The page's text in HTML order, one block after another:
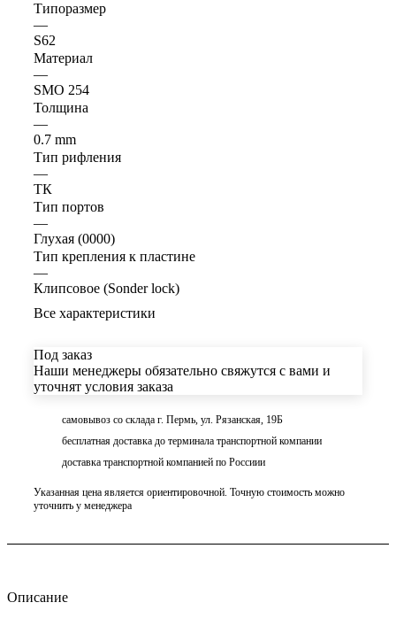
Типоразмер
—
S62
Материал
—
SMO 254
Толщина
—
0.7 mm
Тип рифления
—
ТК
Тип портов
—
Глухая (0000)
Тип крепления к пластине
—
Клипсовое (Sonder lock)
Все характеристики
Под заказ
Наши менеджеры обязательно свяжутся с вами и
уточнят условия заказа
самовывоз со склада г. Пермь, ул. Рязанская, 19Б
бесплатная доставка до терминала транспортной компании
доставка транспортной компанией по Россиии
Указанная цена является ориентировочной. Точную стоимость можно
уточнить у менеджера
Описание